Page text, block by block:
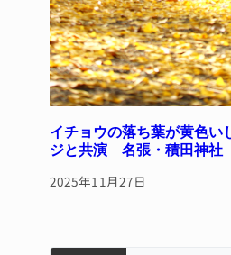
イチョウの落ち葉が黄色
ジと共演 名張・積田神社
2025年11月27日